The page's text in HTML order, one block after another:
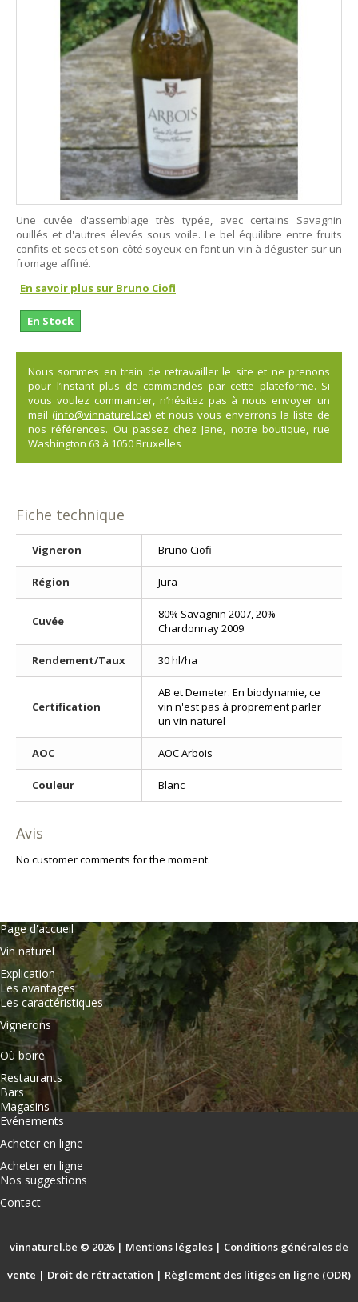
Une cuvée d'assemblage très typée, avec certains Savagnin
ouillés et d'autres élevés sous voile. Le bel équilibre entre fruits
confits et secs et son côté soyeux en font un vin à déguster sur un
fromage affiné.
En savoir plus sur Bruno Ciofi
En Stock
Nous sommes en train de retravailler le site et ne prenons
pour l’instant plus de commandes par cette plateforme. Si
vous voulez commander, n’hésitez pas à nous envoyer un
mail (info@vinnaturel.be) et nous vous enverrons la liste de
nos références. Ou passez chez Jane, notre boutique, rue
Washington 63 à 1050 Bruxelles
Fiche technique
Vigneron Bruno Ciofi
Région Jura
Cuvée
80% Savagnin 2007, 20%
Chardonnay 2009
Rendement/Taux 30 hl/ha
Certification
AB et Demeter. En biodynamie, ce
vin n'est pas à proprement parler
un vin naturel
AOC AOC Arbois
Couleur Blanc
Avis
No customer comments for the moment.
Page d'accueil
Vin naturel
Explication
Les avantages
Les caractéristiques
Vignerons
Où boire
Restaurants
Bars
Magasins
Evénements
Acheter en ligne
Acheter en ligne
Nos suggestions
Contact
vinnaturel.be © 2026 | Mentions légales | Conditions générales de
vente | Droit de rétractation | Règlement des litiges en ligne (ODR)